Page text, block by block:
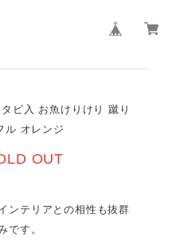
ビ入 お魚けりけり 蹴り
ル オレンジ
OUT
ンテリアとの相性も抜群
です。